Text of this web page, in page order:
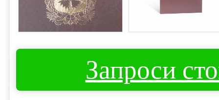
Запроси